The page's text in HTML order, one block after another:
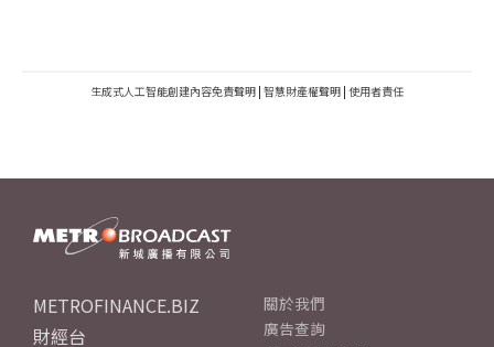
生成式人工智能創建內容免責聲明 | 智慧財產權聲明 | 使用者責任
METROFINANCE.BIZ
財經台
關於我們
廣告查詢